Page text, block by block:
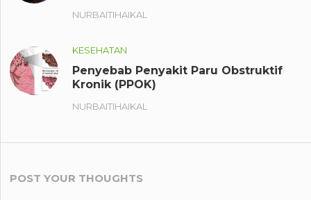
NURBAITIHAIKAL
KESEHATAN
Penyebab Penyakit Paru Obstruktif
Kronik (PPOK)
NURBAITIHAIKAL
POST YOUR THOUGHTS